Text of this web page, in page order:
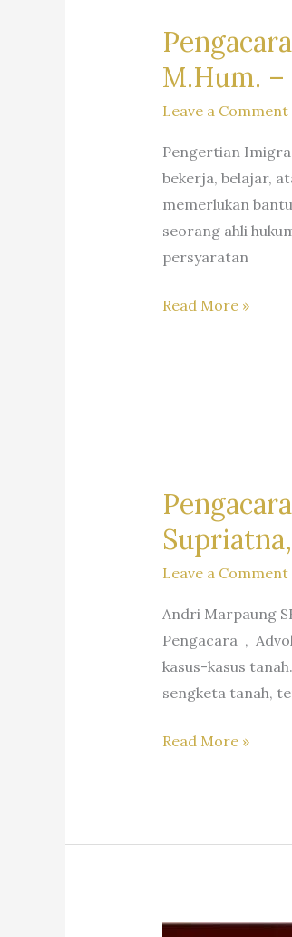
Indonesia
–Firma
Hukum
Marpaung
SH
MH
–
Dr.
Lion
M.Hum.
Leave a Comment
Pengertian
bekerja, belajar,
memerlukan
seorang ahli
persyaratan
Pengacara
Firm
N.
Supriatna.,
S.H.,
–
Andri
Marpaung,
S.H.
Partners
Read More »
Leave a Comment
Andri Marpaung
Pengacara ,
kasus-kasus
sengketa tanah,
Pengacara
Law
Liona
Read More »